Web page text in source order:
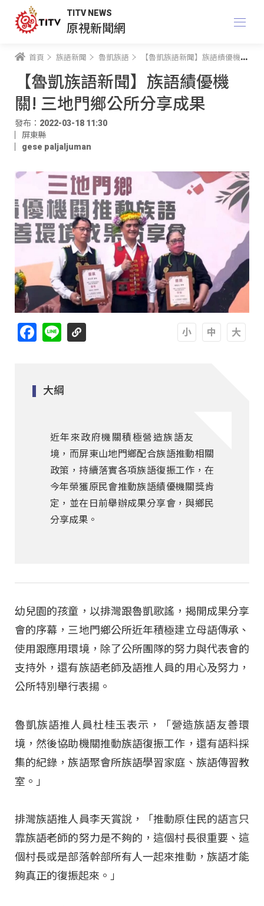
TITV NEWS
原視新聞網
首頁 族語新聞 魯凱族語 【魯凱族語新聞】族語績優機關! 三地門鄉公所分享成果
【魯凱族語新聞】族語績優機
關! 三地門鄉公所分享成果
發布：2022-03-18 11:30
屏東縣
gese paljaljuman
Facebook
Line
大綱
近年來政府機關積極營造族語友善環
境，而屏東山地門鄉配合族語推動相關
政策，持續落實各項族語復振工作，在
今年榮獲原民會推動族語績優機關獎肯
定，並在日前舉辦成果分享會，與鄉民
分享成果。
幼兒園的孩童，以排灣跟魯凱歌謠，揭開成果分享
會的序幕，三地門鄉公所近年積極建立母語傳承、
使用跟應用環境，除了公所團隊的努力與代表會的
支持外，還有族語老師及語推人員的用心及努力，
公所特別舉行表揚。
魯凱族語推人員杜桂玉表示，「營造族語友善環
境，然後協助機關推動族語復振工作，還有語料採
集的紀錄，族語聚會所族語學習家庭、族語傳習教
室。」
排灣族語推人員李天賞說，「推動原住民的語言只
靠族語老師的努力是不夠的，這個村長很重要、這
個村長或是部落幹部所有人一起來推動，族語才能
夠真正的復振起來。」